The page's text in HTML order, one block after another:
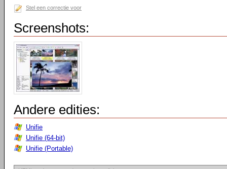
Stel een correctie voor
Screenshots:
Andere edities:
Unifie
Unifie (64-bit)
Unifie (Portable)